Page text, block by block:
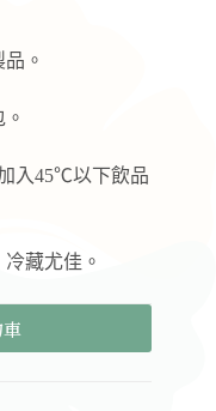
。
入45℃以下飲品
藏尤佳。